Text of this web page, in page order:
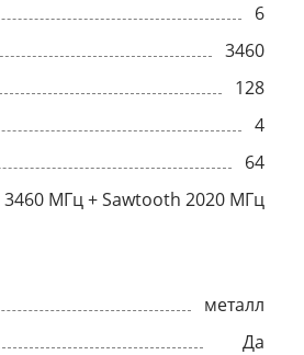
6
3460
128
4
64
3460 МГц + Sawtooth 2020 МГц
металл
Да